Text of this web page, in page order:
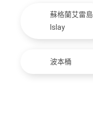
蘇格蘭艾雷島
Islay
波本桶